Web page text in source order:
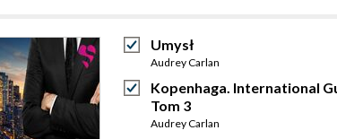
Umysł
Audrey Carlan
Kopenhaga. International
Tom 3
Audrey Carlan